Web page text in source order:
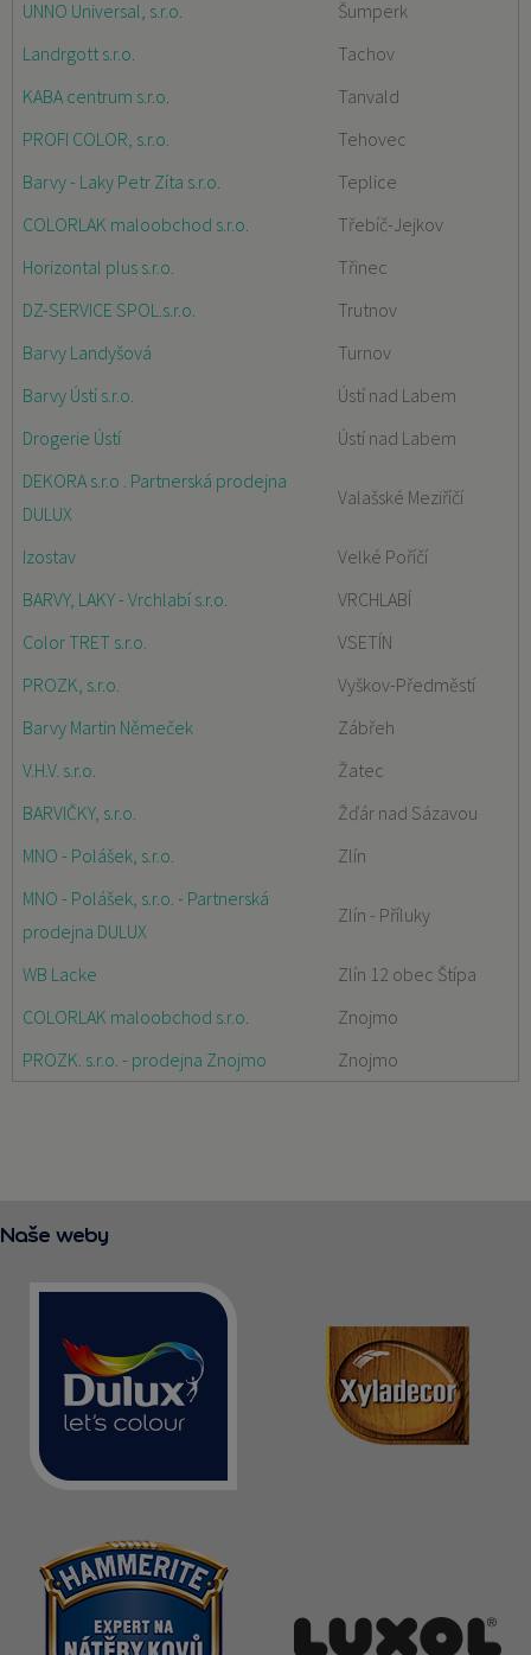
UNNO Universal, s.r.o.
Šumperk
Landrgott s.r.o.
Tachov
KABA centrum s.r.o.
Tanvald
PROFI COLOR, s.r.o.
Tehovec
Barvy - Laky Petr Zíta s.r.o.
Teplice
COLORLAK maloobchod s.r.o.
Třebíč-Jejkov
Horizontal plus s.r.o.
Třinec
DZ-SERVICE SPOL.s.r.o.
Trutnov
Barvy Landyšová
Turnov
Barvy Ústí s.r.o.
Ústí nad Labem
Drogerie Ústí
Ústí nad Labem
DEKORA s.r.o . Partnerská prodejna
DULUX
Valašské Meziříčí
Izostav
Velké Poříčí
BARVY, LAKY - Vrchlabí s.r.o.
VRCHLABÍ
Color TRET s.r.o.
VSETÍN
PROZK, s.r.o.
Vyškov-Předměstí
Barvy Martin Němeček
Zábřeh
V.H.V. s.r.o.
Žatec
BARVIČKY, s.r.o.
Žďár nad Sázavou
MNO - Polášek, s.r.o.
Zlín
MNO - Polášek, s.r.o. - Partnerská
prodejna DULUX
Zlín - Příluky
WB Lacke
Zlín 12 obec Štípa
COLORLAK maloobchod s.r.o.
Znojmo
PROZK. s.r.o. - prodejna Znojmo
Znojmo
Naše weby